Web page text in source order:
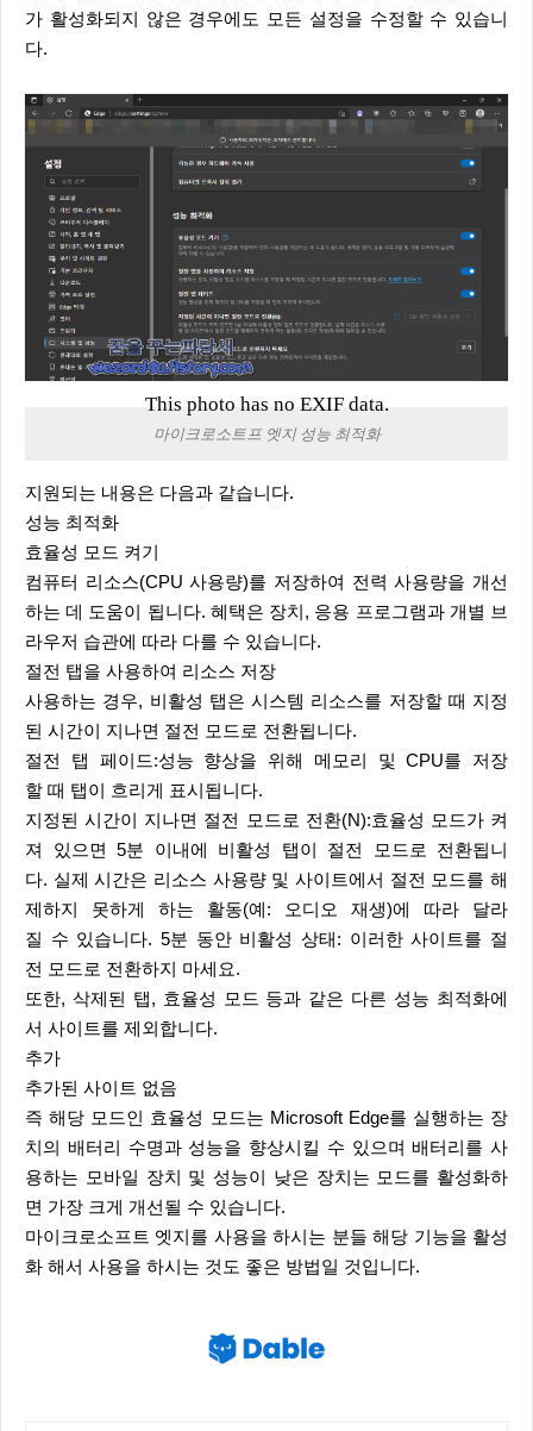
가 활성화되지 않은 경우에도 모든 설정을 수정할 수 있습니
다.
This photo has no EXIF data.
마이크로소트프 엣지 성능 최적화
지원되는 내용은 다음과 같습니다.
성능 최적화
효율성 모드 켜기
컴퓨터 리소스(CPU 사용량)를 저장하여 전력 사용량을 개선
하는 데 도움이 됩니다. 혜택은 장치, 응용 프로그램과 개별 브
라우저 습관에 따라 다를 수 있습니다.
절전 탭을 사용하여 리소스 저장
사용하는 경우, 비활성 탭은 시스템 리소스를 저장할 때 지정
된 시간이 지나면 절전 모드로 전환됩니다.
절전 탭 페이드:성능 향상을 위해 메모리 및 CPU를 저장
할 때 탭이 흐리게 표시됩니다.
지정된 시간이 지나면 절전 모드로 전환(N):효율성 모드가 켜
져 있으면 5분 이내에 비활성 탭이 절전 모드로 전환됩니
다. 실제 시간은 리소스 사용량 및 사이트에서 절전 모드를 해
제하지 못하게 하는 활동(예: 오디오 재생)에 따라 달라
질 수 있습니다. 5분 동안 비활성 상태: 이러한 사이트를 절
전 모드로 전환하지 마세요.
또한, 삭제된 탭, 효율성 모드 등과 같은 다른 성능 최적화에
서 사이트를 제외합니다.
추가
추가된 사이트 없음
즉 해당 모드인 효율성 모드는 Microsoft Edge를 실행하는 장
치의 배터리 수명과 성능을 향상시킬 수 있으며 배터리를 사
용하는 모바일 장치 및 성능이 낮은 장치는 모드를 활성화하
면 가장 크게 개선될 수 있습니다.
마이크로소프트 엣지를 사용을 하시는 분들 해당 기능을 활성
화 해서 사용을 하시는 것도 좋은 방법일 것입니다.